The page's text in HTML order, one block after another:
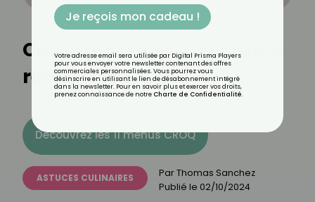
Comment faire une crème
renversée ?
Découvrez les 11 menus CROQ
ASTUCES CULINAIRES ParThomas Sanchez
Publié le 02/10/2024
Je reçois mon cadeau !
Votre adresse email sera utilisée par Digital Prisma Players
pour vous envoyer votre newsletter contenant des offres
commerciales personnalisées. Vous pourrez vous
désinscrire en utilisant le lien de désabonnement intégré
dans la newsletter. Pour en savoir plus et exercer vos droits,
prenez connaissance de notre Charte de Confidentialité.